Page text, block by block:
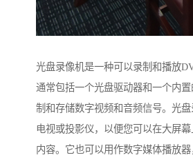
光盘录像机是一种可以录制和播放
通常包括一个光盘驱动器和一个内
制和存储数字视频和音频信号。光盘
电视或投影仪，以便您可以在大屏
内容。它也可以用作数字媒体播放